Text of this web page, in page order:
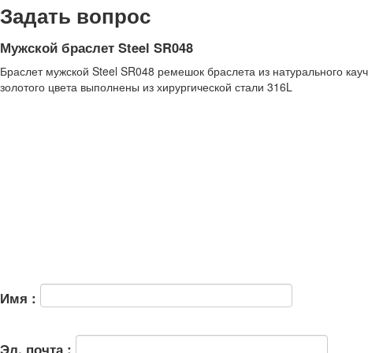
Задать вопрос
Мужской браслет Steel SR048
Браслет мужской Steel SR048 ремешок браслета из натурального
золотого цвета выполнены из хирургической стали 316L
Имя :
Эл. почта :